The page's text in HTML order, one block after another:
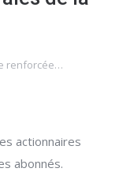
renforcée…
actionnaires
abonnés.